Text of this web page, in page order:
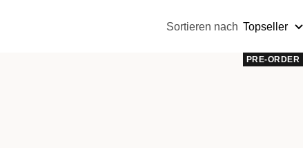
Sortieren nach Topseller
PRE-ORDER